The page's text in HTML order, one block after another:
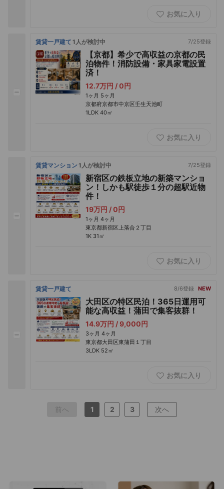
お気に入り
賃貸一戸建て 1人が検討中 7/25登録
【京都】希少で高収益の京都の民
泊物件！消防設備・家具家電設置
済！
12.7万円 /0円
1ヶ月 5ヶ月
京都府京都市中京区壬生天池町
1LDK 40㎡
お気に入り
賃貸マンション1人が検討中 7/25登録
新宿区の鉄板立地の新築マンショ
ン！しかも駅徒歩１分の超駅近物
件！
19万円 /0円
1ヶ月 4ヶ月
東京都新宿区上落合２丁目
1K 31㎡
お気に入り
賃貸一戸建て 8/6登録 NEW
大田区の特区民泊！365日運用可
能な高収益！蒲田で集客抜群！
14.9万円 /9,000円
3ヶ月 4ヶ月
東京都大田区東蒲田１丁目
3LDK 52㎡
お気に入り
前へ 1 2 3 次へ